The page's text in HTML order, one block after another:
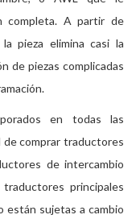
completa. A partir de
pieza elimina casi la
de piezas complicadas
en todas las
de comprar traductores
de intercambio
principales
están sujetas a cambio